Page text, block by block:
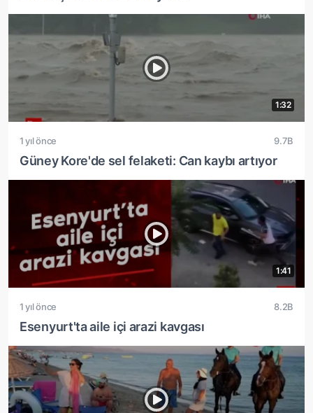
1:32
1 yıl önce 9.7B
Güney Kore'de sel felaketi: Can kaybı artıyor
1:41
1 yıl önce 8.2B
Esenyurt'ta aile içi arazi kavgası